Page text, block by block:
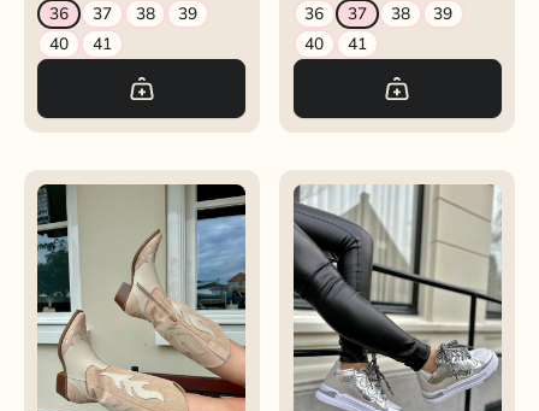
36 37 38
39
40
41
36 37 38
39
40
41